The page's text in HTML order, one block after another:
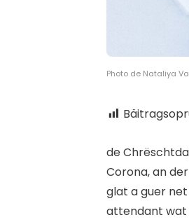
Photo de Nataliya
de
Corona, an
glat a guer
attendant wat